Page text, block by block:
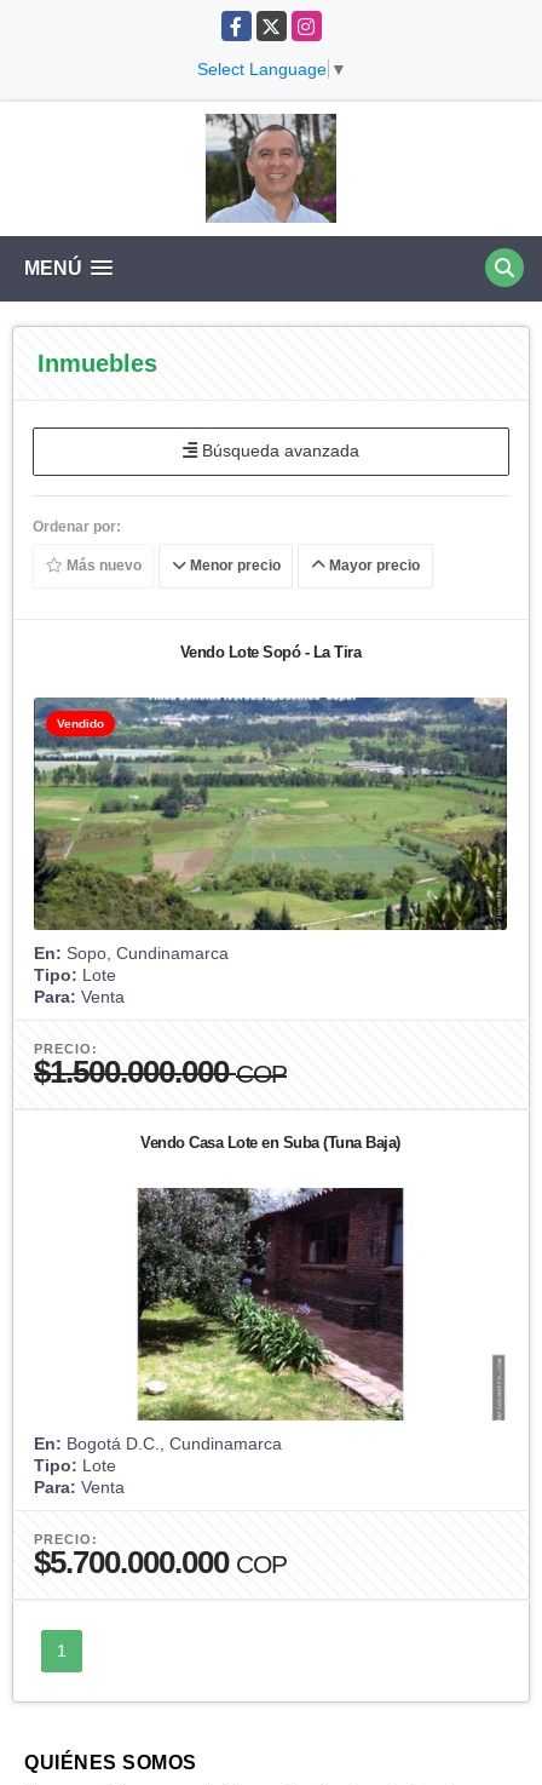
Facebook
X Instagram
Select Language ▼
MENÚ
Inmuebles
Búsqueda avanzada
Ordenar por:
Más nuevo Menor precio Mayor precio
Vendo Lote Sopó - La Tira
Vendido
En: Sopo, Cundinamarca
Tipo: Lote
Para: Venta
PRECIO:
$1.500.000.000COP
Vendo Casa Lote en Suba (Tuna Baja)
En: Bogotá D.C., Cundinamarca
Tipo: Lote
Para: Venta
PRECIO:
$5.700.000.000 COP
1
QUIÉNES SOMOS